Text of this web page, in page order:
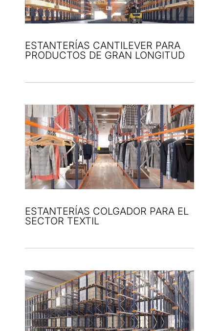
ESTANTERÍAS CANTILEVER PARA
PRODUCTOS DE GRAN LONGITUD
ESTANTERÍAS COLGADOR PARA EL
SECTOR TEXTIL